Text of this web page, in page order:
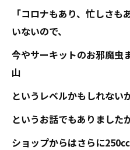
「コロナもあり、忙しさ
いないので、
今やサーキットのお邪魔虫
山
というレベルかもしれない
というお話でもありました
ショップからはさらに250